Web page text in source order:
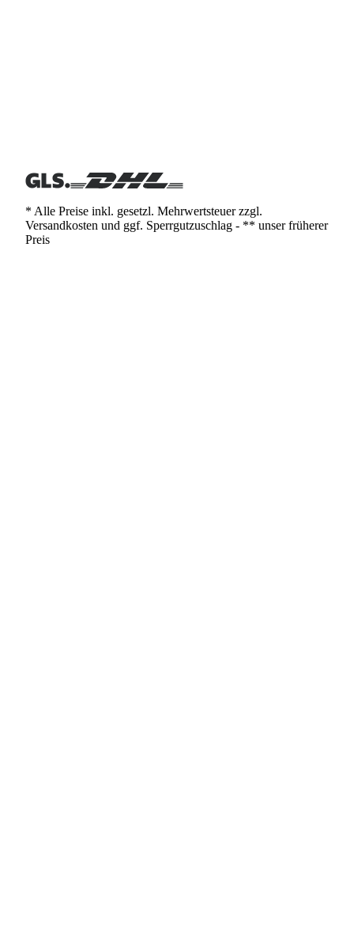
* Alle Preise inkl. gesetzl. Mehrwertsteuer zzgl.
Versandkosten und ggf. Sperrgutzuschlag - ** unser früherer
Preis